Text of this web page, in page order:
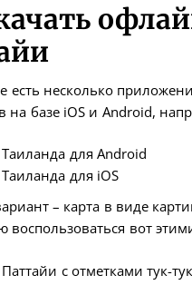
есть несколько
на базе iOS и Android,
Таиланда для Android
Таиланда для iOS
– карта в виде
воспользоваться вот
Паттайи с отметками тук-